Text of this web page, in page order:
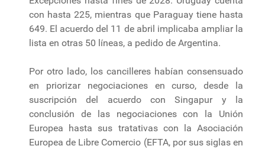
con hasta 225, mientras que Paraguay tiene hasta
649. El acuerdo del 11 de abril implicaba ampliar la
lista en otras 50 líneas, a pedido de Argentina.
Por otro lado, los cancilleres habían consensuado
en priorizar negociaciones en curso, desde la
suscripción del acuerdo con Singapur y la
conclusión de las negociaciones con la Unión
Europea hasta sus tratativas con la Asociación
Europea de Libre Comercio (EFTA, por sus siglas en